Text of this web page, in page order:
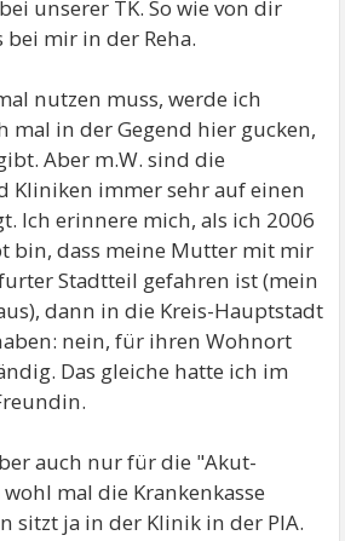
unserer TK. So wie von dir
bei mir in der Reha.
nutzen muss, werde ich
mal in der Gegend hier gucken,
Aber m.W. sind die
Kliniken immer sehr auf einen
Ich erinnere mich, als ich 2006
bin, dass meine Mutter mit mir
Stadtteil gefahren ist (mein
dann in die Kreis-Hauptstadt
nein, für ihren Wohnort
Das gleiche hatte ich im
auch nur für die "Akut-
mal die Krankenkasse
sitzt ja in der Klinik in der PIA.